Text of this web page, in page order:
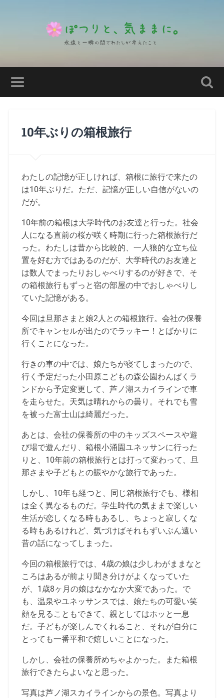
10年ぶりの箱根旅行
わたしの記憶が正しければ、箱根に旅行で来たの
は10年ぶりだ。ただ、記憶が正しい自信がないの
だが。
10年前の箱根は大学時代のお友達と行った。社会
人になる直前の桜が咲く時期に行った箱根旅行だ
った。わたしは昔から比較的、一人狼的な立ち位
置を好む方ではあるのだが、大学時代のお友達と
は数人でまったりおしゃべりするのが好きで、そ
の箱根旅行もずっと宿の部屋の中でおしゃべりし
ていた記憶がある。
今回は旦那さまと娘2人との箱根旅行。会社の保養
所でキャンセルが出たのでラッキー！とばかりに
行くことになった。
行きの車の中では、娘たちが寝てしまったので、
行く予定だった小田原こどもの森公園わんぱくラ
ンドから予定変更して、芦ノ湖スカイラインで車
を走らせた。天気は晴れからの曇り。それでも雪
を被った富士山は綺麗だった。
あとは、会社の保養所の中のキッズスペースや遊
び場で遊んだり、箱根小涌園ユネッサンに行った
りと、10年前の箱根旅行とは打って変わって、旦
那さまや子どもとの賑やかな旅行であった。
しかし、10年も経つと、同じ箱根旅行でも、様相
は全く異なるものだ。学生時代の気ままで楽しい
生活が恋しくなる時もあるし、ちょっと寂しくな
る時もあるけれど、気づけばそれもずいぶん遠い
昔の話になってしまった。
今回の箱根旅行では、4歳の娘は少しわがままなと
ころはあるが前より聞き分けがよくなっていた
が、1歳8ヶ月の娘はなかなか大変であった。で
も、温泉やユネッサンスでは、娘たちの可愛い笑
顔を見ることもできて、親としてはホッと一息
だ。子どもが楽しんでくれること、それが自分に
とっても一番平和で嬉しいことになった。
しかし、会社の保養所めちゃよかった。また箱根
旅行できたらよいなと思った。
写真は芦ノ湖スカイラインからの景色。写真より